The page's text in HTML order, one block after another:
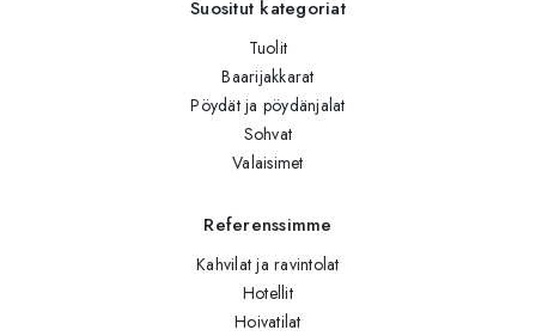
Suositut kategoriat
Tuolit
Baarijakkarat
Pöydät ja pöydänjalat
Sohvat
Valaisimet
Referenssimme
Kahvilat ja ravintolat
Hotellit
Hoivatilat